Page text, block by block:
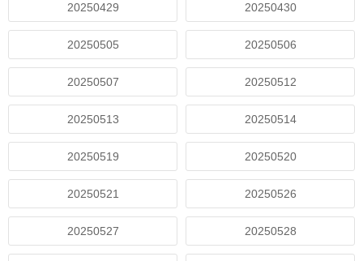
20250429 20250430
20250505 20250506
20250507 20250512
20250513 20250514
20250519 20250520
20250521 20250526
20250527 20250528